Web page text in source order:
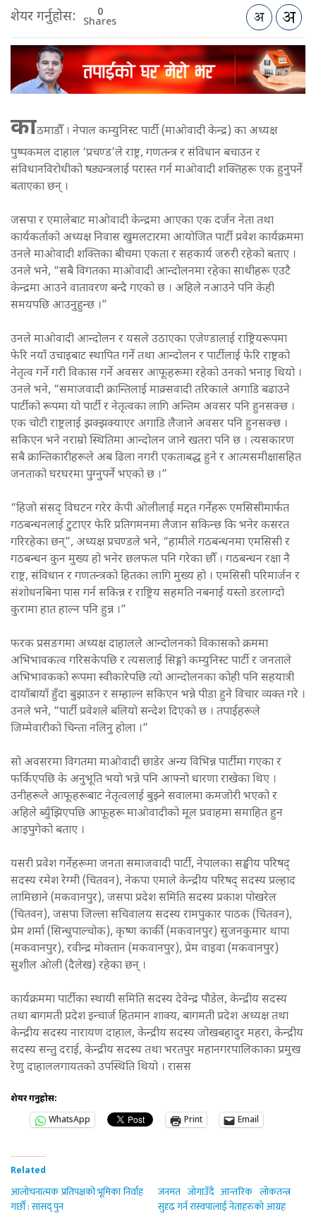
शेयर गर्नुहोस: 0
Shares
काठमाडौँ । नेपाल कम्युनिस्ट पार्टी (माओवादी केन्द्र) का अध्यक्ष
पुष्पकमल दाहाल ‘प्रचण्ड’ले राष्ट्र, गणतन्त्र र संविधान बचाउन र
संविधानविरोधीको षड्यन्त्रलाई परास्त गर्न माओवादी शक्तिहरू एक हुनुपर्ने
बताएका छन् ।
जसपा र एमालेबाट माओवादी केन्द्रमा आएका एक दर्जन नेता तथा
कार्यकर्ताको अध्यक्ष निवास खुमलटारमा आयोजित पार्टी प्रवेश कार्यक्रममा
उनले माओवादी शक्तिका बीचमा एकता र सहकार्य जरुरी रहेको बताए ।
उनले भने, “सबै विगतका माओवादी आन्दोलनमा रहेका साथीहरू एउटै
केन्द्रमा आउने वातावरण बन्दै गएको छ । अहिले नआउने पनि केही
समयपछि आउनुहुन्छ ।”
उनले माओवादी आन्दोलन र यसले उठाएका एजेण्डालाई राष्ट्रियरूपमा
फेरि नयाँ उचाइबाट स्थापित गर्ने तथा आन्दोलन र पार्टीलाई फेरि राष्ट्रको
नेतृत्व गर्ने गरी विकास गर्ने अवसर आफूहरूमा रहेको उनको भनाइ थियो ।
उनले भने, “समाजवादी क्रान्तिलाई माक्र्सवादी तरिकाले अगाडि बढाउने
पार्टीको रूपमा यो पार्टी र नेतृत्वका लागि अन्तिम अवसर पनि हुनसक्छ ।
एक चोटी राष्ट्रलाई झक्झक्याएर अगाडि लैजाने अवसर पनि हुनसक्छ ।
सकिएन भने नराम्रो स्थितिमा आन्दोलन जाने खतरा पनि छ । त्यसकारण
सबै क्रान्तिकारीहरूले अब ढिला नगरी एकताबद्ध हुने र आत्मसमीक्षासहित
जनताको घरघरमा पुग्नुपर्ने भएको छ ।”
“हिजो संसद् विघटन गरेर केपी ओलीलाई मद्दत गर्नेहरू एमसिसीमार्फत
गठबन्धनलाई टुटाएर फेरि प्रतिगमनमा लैजान सकिन्छ कि भनेर कसरत
गरिरहेका छन्”, अध्यक्ष प्रचण्डले भने, “हामीले गठबन्धनमा एमसिसी र
गठबन्धन कुन मुख्य हो भनेर छलफल पनि गरेका छौँ । गठबन्धन रक्षा नै
राष्ट्र, संविधान र गणतन्त्रको हितका लागि मुख्य हो । एमसिसी परिमार्जन र
संशोधनबिना पास गर्न सकिन्न र राष्ट्रिय सहमति नबनाई यस्तो डरलाग्दो
कुरामा हात हाल्न पनि हुन्न ।”
फरक प्रसङगमा अध्यक्ष दाहालले आन्दोलनको विकासको क्रममा
अभिभावकत्व गरिसकेपछि र त्यसलाई सिङ्गो कम्युनिस्ट पार्टी र जनताले
अभिभावकको रूपमा स्वीकारेपछि त्यो आन्दोलनका कोही पनि सहयात्री
दायाँबायाँ हुँदा बुझाउन र सम्हाल्न सकिएन भन्ने पीडा हुने विचार व्यक्त गरे ।
उनले भने, “पार्टी प्रवेशले बलियो सन्देश दिएको छ । तपाईंहरूले
जिम्मेवारीको चिन्ता नलिनु होला ।”
सो अवसरमा विगतमा माओवादी छाडेर अन्य विभिन्न पार्टीमा गएका र
फर्किएपछि के अनुभूति भयो भन्ने पनि आफ्नो धारणा राखेका थिए ।
उनीहरूले आफूहरूबाट नेतृत्वलाई बुझ्ने सवालमा कमजोरी भएको र
अहिले ब्युँझिएपछि आफूहरू माओवादीको मूल प्रवाहमा समाहित हुन
आइपुगेको बताए ।
यसरी प्रवेश गर्नेहरूमा जनता समाजवादी पार्टी, नेपालका सङ्घीय परिषद्
सदस्य रमेश रेग्मी (चितवन), नेकपा एमाले केन्द्रीय परिषद् सदस्य प्रल्हाद
लामिछाने (मकवानपुर), जसपा प्रदेश समिति सदस्य प्रकाश पोखरेल
(चितवन), जसपा जिल्ला सचिवालय सदस्य रामपुकार पाठक (चितवन),
प्रेम शर्मा (सिन्धुपाल्चोक), कृष्ण कार्की (मकवानपुर) सुजनकुमार थापा
(मकवानपुर), रवीन्द्र मोक्तान (मकवानपुर), प्रेम वाइवा (मकवानपुर)
सुशील ओली (दैलेख) रहेका छन् ।
कार्यक्रममा पार्टीका स्थायी समिति सदस्य देवेन्द्र पौडेल, केन्द्रीय सदस्य
तथा बागमती प्रदेश इन्चार्ज हितमान शाक्य, बागमती प्रदेश अध्यक्ष तथा
केन्द्रीय सदस्य नारायण दाहाल, केन्द्रीय सदस्य जोखबहादुर महरा, केन्द्रीय
सदस्य सन्तु दराई, केन्द्रीय सदस्य तथा भरतपुर महानगरपालिकाका प्रमुख
रेणु दाहाललगायतको उपस्थिति थियो । रासस
शेयर गर्नुहोस:
WhatsApp
Print Email
Related
आलोचनात्मक प्रतिपक्षको भूमिका निर्वाह
गर्छौं : सांसद् पुन
जनमत जोगाउँदै आन्तरिक लोकतन्त्र
सुदृढ गर्न रास्वपालाई नेताहरुको आग्रह